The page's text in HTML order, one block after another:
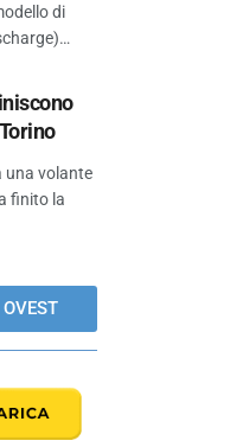
di
una volante
finito la